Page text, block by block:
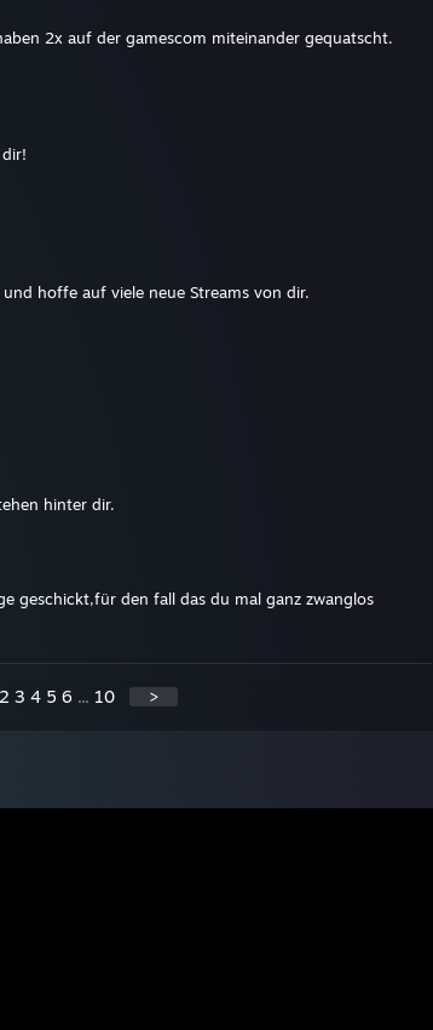
2x auf der gamescom miteinander gequatscht.
hoffe auf viele neue Streams von dir.
hinter dir.
geschickt,für den fall das du mal ganz zwanglos
2 3 4 5 6 ... 10 >